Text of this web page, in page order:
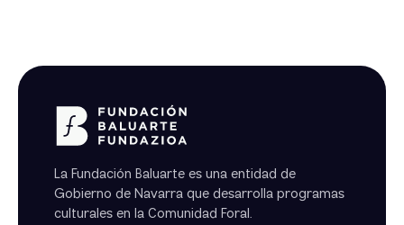
La Fundación Baluarte es una entidad de
Gobierno de Navarra que desarrolla programas
culturales en la Comunidad Foral.